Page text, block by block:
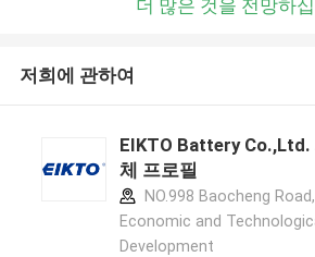
더 많은 것을 전망하
저희에 관하여
EIKTO Battery Co.,Ltd.
체 프로필
NO.998 Baocheng Road,
Economic and
Development